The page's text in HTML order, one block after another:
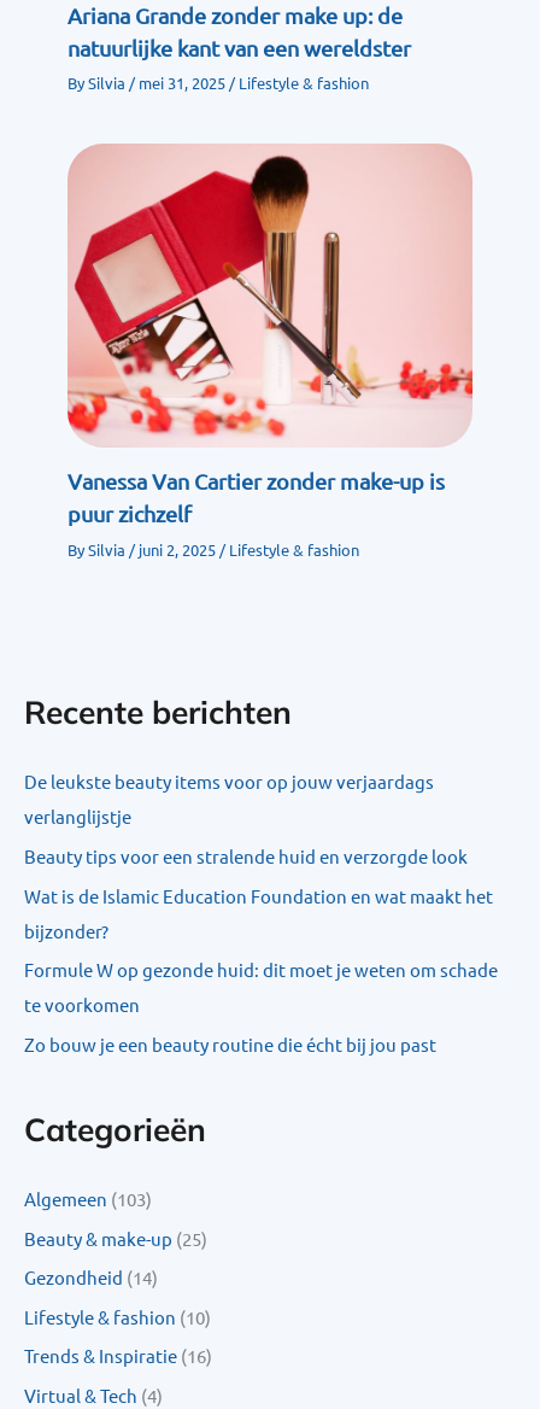
Ariana Grande zonder make up: de
natuurlijke kant van een wereldster
BySilvia /mei 31, 2025 /Lifestyle & fashion
Vanessa Van Cartier zonder make-up is
puur zichzelf
BySilvia /juni 2, 2025 /Lifestyle & fashion
Recente berichten
De leukste beauty items voor op jouw verjaardags
verlanglijstje
Beauty tips voor een stralende huid en verzorgde look
Wat is de Islamic Education Foundation en wat maakt het
bijzonder?
Formule W op gezonde huid: dit moet je weten om schade
te voorkomen
Zo bouw je een beauty routine die écht bij jou past
Categorieën
Algemeen (103)
Beauty & make-up (25)
Gezondheid (14)
Lifestyle & fashion (10)
Trends & Inspiratie (16)
Virtual & Tech (4)